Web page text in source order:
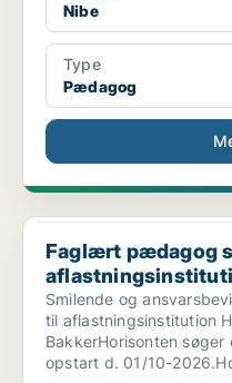
Nibe
Type
Pædagog
Faglært pædagog søges til
Faglært pædagog
Smilende og
til aflastningsinstitution
BakkerHorisonten
opstart d. 01/10-